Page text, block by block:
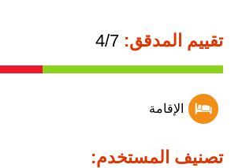
تقييم المدقق:
الإقامة
تصنيف المستخدم: